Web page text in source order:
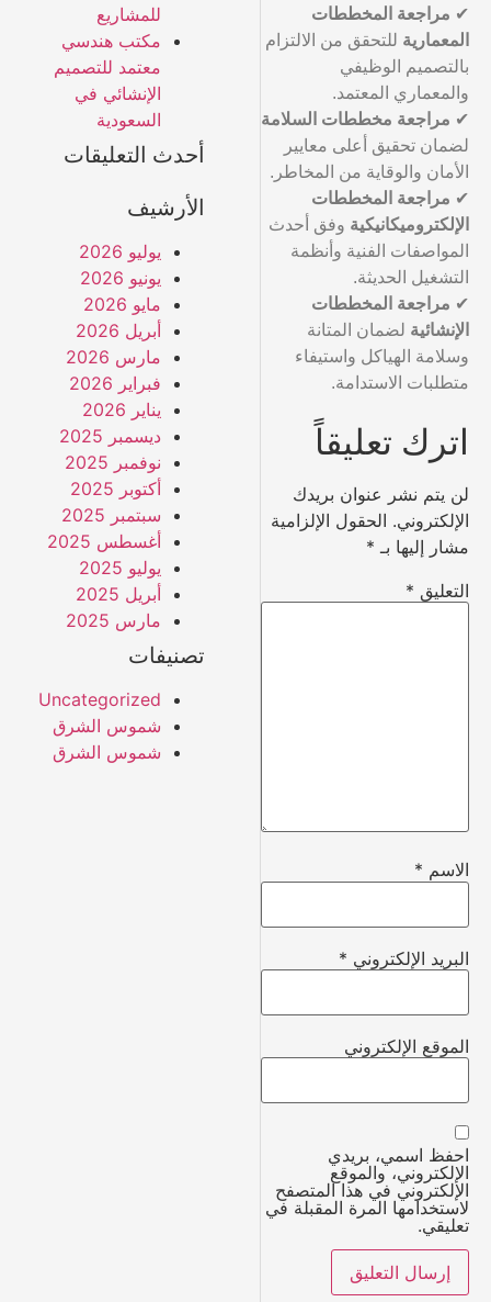
✔ مراجعة المخططات
المعمارية للتحقق من الالتزام
بالتصميم الوظيفي
والمعماري المعتمد.
✔ مراجعة مخططات السلامة
لضمان تحقيق أعلى معايير
الأمان والوقاية من المخاطر.
✔ مراجعة المخططات
الإلكتروميكانيكية وفق أحدث
المواصفات الفنية وأنظمة
التشغيل الحديثة.
✔ مراجعة المخططات
الإنشائية لضمان المتانة
وسلامة الهياكل واستيفاء
متطلبات الاستدامة.
اترك تعليقاً
لن يتم نشر عنوان بريدك
الإلكتروني. الحقول الإلزامية
مشار إليها بـ *
التعليق *
الاسم *
البريد الإلكتروني *
الموقع الإلكتروني
احفظ اسمي، بريدي
الإلكتروني، والموقع
الإلكتروني في هذا المتصفح
لاستخدامها المرة المقبلة في
تعليقي.
للمشاريع
مكتب هندسي
معتمد للتصميم
الإنشائي في
السعودية
أحدث التعليقات
الأرشيف
يوليو 2026
يونيو 2026
مايو 2026
أبريل 2026
مارس 2026
فبراير 2026
يناير 2026
ديسمبر 2025
نوفمبر 2025
أكتوبر 2025
سبتمبر 2025
أغسطس 2025
يوليو 2025
أبريل 2025
مارس 2025
تصنيفات
Uncategorized
شموس الشرق
شموس الشرق